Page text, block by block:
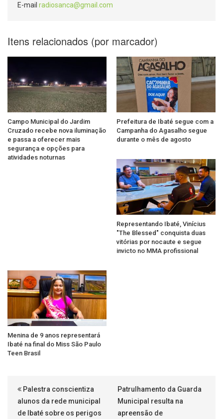
E-mail radiosanca@gmail.com
Itens relacionados (por marcador)
Campo Municipal do Jardim
Cruzado recebe nova iluminação
e passa a oferecer mais
segurança e opções para
atividades noturnas
Prefeitura de Ibaté segue com a
Campanha do Agasalho segue
durante o mês de agosto
Representando Ibaté, Vinícius
"The Blessed" conquista duas
vitórias por nocaute e segue
invicto no MMA profissional
Menina de 9 anos representará
Ibaté na final do Miss São Paulo
Teen Brasil
Palestra conscientiza
alunos da rede municipal
de Ibaté sobre os perigos
Patrulhamento da Guarda
Municipal resulta na
apreensão de